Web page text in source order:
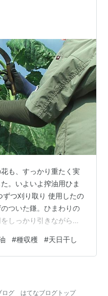
日本人のかつての暮ら
態…
も、すっかり重たく実
。いよいよ搾油用ひま
ずつ刈り取り 使用したの
ついた鎌。ひまわりの
しっかり引きながら一
み込むと、なんと２台
っかり乾燥 刈り取った花
の作業日和です。 ゴム
#種収穫 #天日干し
ログ はてなブログトップ